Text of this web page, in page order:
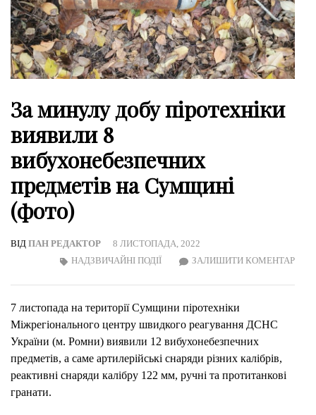
За минулу добу піротехніки
виявили 8
вибухонебезпечних
предметів на Сумщині
(фото)
ВІД ПАН РЕДАКТОР
8 ЛИСТОПАДА, 2022
ЗАЛИШИТИ КОМЕНТАРON
НАДЗВИЧАЙНІ ПОДІЇ
7 листопада на території Сумщини піротехніки
Міжрегіонального центру швидкого реагування ДСНС
України (м. Ромни) виявили 12 вибухонебезпечних
предметів, а саме артилерійські снаряди різних калібрів,
реактивні снаряди калібру 122 мм, ручні та протитанкові
гранати.